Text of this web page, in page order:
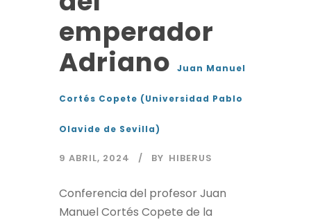
emperador
Adriano
Juan Manuel
Cortés Copete (Universidad Pablo
Olavide de Sevilla)
9 ABRIL, 2024 BY HIBERUS
Conferencia del profesor Juan
Manuel Cortés Copete de la